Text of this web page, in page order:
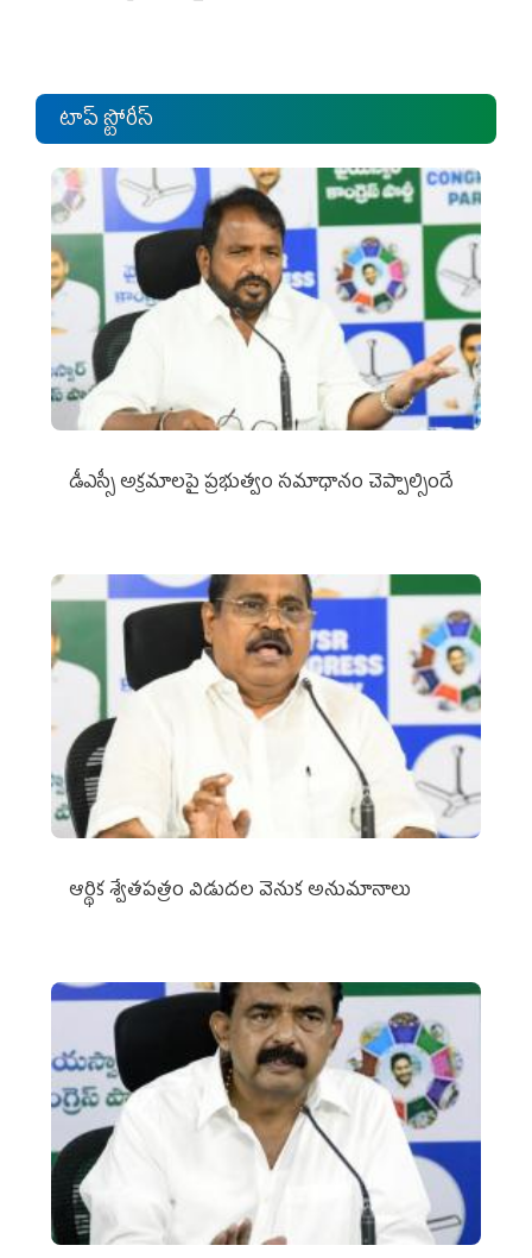
టాప్ స్టోరీస్
డీఎస్సీ అక్రమాలపై ప్రభుత్వం సమాధానం చెప్పాల్సిందే
ఆర్థిక శ్వేతపత్రం విడుదల వెనుక అనుమానాలు